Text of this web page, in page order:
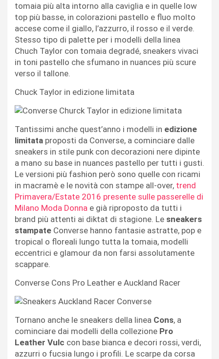
tomaia più alta intorno alla caviglia e in quelle low
top più basse, in colorazioni pastello e fluo molto
accese come il giallo, l’azzurro, il rosso e il verde.
Stesso tipo di palette per i modelli della linea
Chuch Taylor con tomaia degradé, sneakers vivaci
in toni pastello che sfumano in nuances più scure
verso il tallone.
Chuck Taylor in edizione limitata
Tantissimi anche quest’anno i modelli in edizione
limitata proposti da Converse, a cominciare dalle
sneakers in stile punk con decorazioni nere dipinte
a mano su base in nuances pastello per tutti i gusti.
Le versioni più fashion però sono quelle con ricami
in macramè e le novità con stampe all-over, trend
Primavera/Estate 2016 presente sulle passerelle di
Milano Moda Donna e già riproposto da tutti i
brand più attenti ai diktat di stagione. Le sneakers
stampate Converse hanno fantasie astratte, pop e
tropical o floreali lungo tutta la tomaia, modelli
eccentrici e glamour da non farsi assolutamente
scappare.
Converse Cons Pro Leather e Auckland Racer
Tornano anche le sneakers della linea Cons, a
cominciare dai modelli della collezione Pro
Leather Vulc con base bianca e decori rossi, verdi,
azzurri o fucsia lungo i profili. Le scarpe da corsa